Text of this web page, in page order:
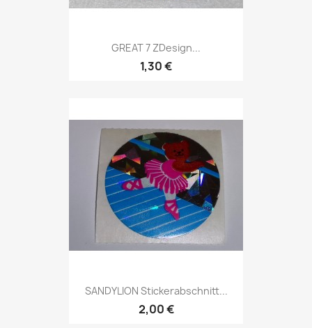
GREAT 7 ZDesign...
1,30 €
SANDYLION Stickerabschnitt...
2,00 €